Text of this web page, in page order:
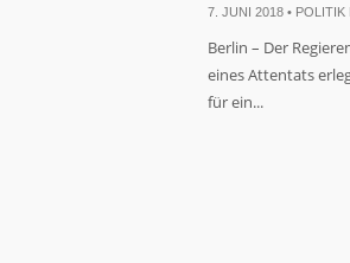
7. JUNI 2018 • POLITIK
Berlin – Der
eines Attentats
für ein...